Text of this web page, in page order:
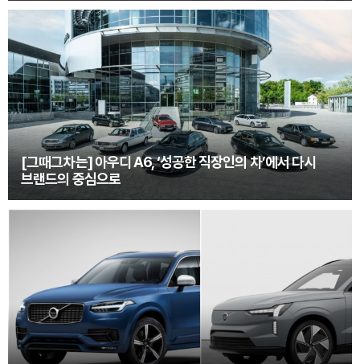
[그때그차는] 아우디 A6, ‘성공한 직장인의 차’에서 다시
브랜드의 중심으로